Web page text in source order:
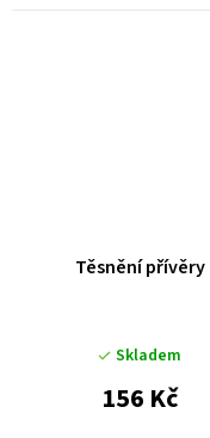
Těsnění přívěry
Skladem
156 Kč